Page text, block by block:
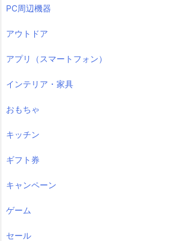
PC周辺機器
アウトドア
アプリ（スマートフォン）
インテリア・家具
おもちゃ
キッチン
ギフト券
キャンペーン
ゲーム
セール